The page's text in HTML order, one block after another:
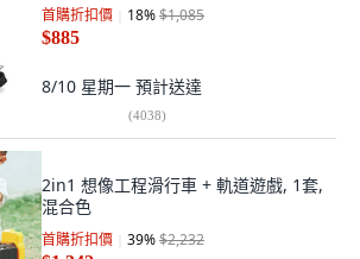
首購折扣價 18%$1,085
$885
8/10 星期一 預計送達
(4038)
2in1 想像工程滑行車 + 軌道遊戲, 1套,
混合色
首購折扣價 39%$2,232